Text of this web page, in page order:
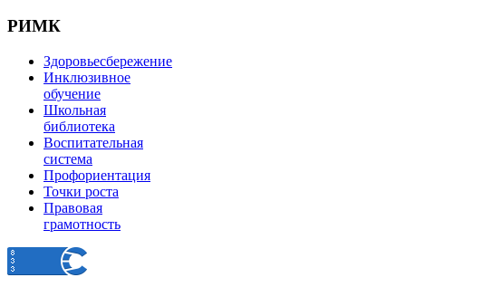
РИМК
Здоровьесбережение
Инклюзивное
обучение
Школьная
библиотека
Воспитательная
система
Профориентация
Точки роста
Правовая
грамотность